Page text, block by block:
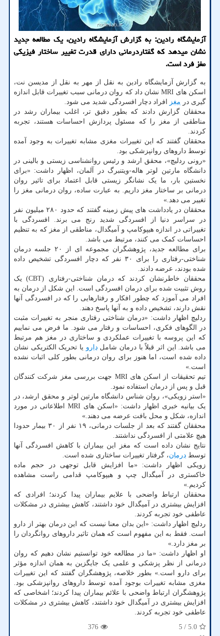
آزمایشگاه رادین: به گزارش آزمایشگاه رادین، یک مطالعه جدید
نشان میدهد که گفتاردرمانی دارای قدرت تغییر ساختار فیزیکی
مغز فرد است.
به گزارش آزمایشگاه رادین به نقل از مهر به نقل از مدیسن نت،
اسکن های MRI نشان داد که روان درمانی سبب تغییرات قابل اندازه
گیری در مغز
افراد دچار افسردگی شدید می شود.
محققان گزارش دادند که بطور دقیق تر، اغلب بیماران رشد در
مناطقی از مغز را که مسئول پردازش احساسات هستند، تجربه
کردند.
محققان گفتند که این تغییرات مغزی مشابه تغییرات به وجود آمده
توسط داروهای روانپزشکی بود.
«رونی ردلیچ»، محقق ارشد و رئیس روانشناسی زیستی و بالینی در
دانشگاه مارتین لوتر هاله-ویتنبرگ در آلمان، اظهار داشت: «برای
نخستین بار، ما یک نشانگر زیستی قابل اعتماد برای تاثیر روان
درمانی بر ساختار مغز داریم. به عبارت ساده، روان درمانی مغز را
تغییر می دهد.»
محققان در یادداشت های پیش زمینه گفتند که حدود ۲۸۰ میلیون نفر
در سراسر دنیا از افسردگی شدید رنج می برند. افسردگی با
تغییراتی در اندازه هیپوکامپ و آمیگدال، مناطقی از مغز که به تنظیم
احساسات کمک می کنند، مرتبط می باشد.
برای مطالعه جدید، پژوهشگران مجموعه ای از ۲۰ جلسه درمان
شناختی-رفتاری را برای ۳۰ نفر که دچار افسردگی تشخیص داده
شده بودند، عرضه دادند.
محققان خاطرنشان کردند که درمان شناختی-رفتاری (CBT) یک
روش تثبیت شده برای درمان افسردگی است. این شکل از درمان به
افراد می آموزد که چطور افکار و رفتارهایی را که در افسردگی آنها
نقش دارند، تشخیص داده و به آنها پاسخ دهند.
ردلیچ اظهار داشت: «درمان شناختی رفتاری منجر به تغییرات مثبت
در الگوهای فکری، احساسات و رفتار می شود. ما فرض می نماییم
که این پروسه با تغییرات عملکردی و ساختاری در مغز هم مرتبط
می باشد. این اثر قبلاً با درمان شاملدارو یا تحریک الکتریکی نشان
داده شده است، اما هنوز برای روان درمانی بطور کلی اثبات نشده
است.»
تیم تحقیقات از اسکن های MRI جهت بررسی مغز شرکت کنندگان
قبل و پس از درمان استفاده نمود.
«استر زویکی»، روان شناس دانشگاه مارتین لوتر و محقق ارشد، در
یک بیانیه خبری اظهار داشت: «اسکن های MRI اطلاعاتی در مورد
اندازه، شکل و محل بافت عرضه می دهند.»
محققان گفتند که بعد از جلسات درمانی، ۱۹ نفر از ۳۰ بیمار حدودا
هیچ علامتی از افسردگی نداشتند.
نتایج نشان داده است که مغز این بیماران با کاهش افسردگی آنها
توسط درمان، گرفتار تغییرات ساختاری شده است.
زویکی اظهار داشت: «ما افزایش قابل توجهی در حجم ماده
خاکستری در آمیگدال چپ و هیپوکامپ قدامی راست مشاهده
کردیم.»
محققان ارتباط واضحی با علایم بیماران پیدا کردند؛ افرادی که
افزایش بیشتری در آمیگدال خود داشتند، کاهش بیشتری در مشکلات
عاطفی خود تجربه کردند.
ردلیچ اظهار داشت: «این بدان معنا نیست که این درمان بهتر از دارو
است. فقط به این مفهوم است که همان تاثیر داروهای روانگردان را
بر مغز دارد.»
او اظهار داشت: «ما در مطالعه خود توانستیم نشان دهیم که روان
درمانی از نظر پزشکی و علمی یک جایگزین به همان اندازه مؤثر
برای دارو است.» بطور خلاصه، پژوهشگران گفتند که این تغییرات
مغزی مشابه تغییرات بوجود آمده توسط داروهای روانپزشکی بود.
پژوهشگران ارتباط واضحی با علائم بیماران پیدا کردند؛ اشخاصی که
افزایش بیشتری در آمیگدال خود داشتند، کاهش بیشتری در مشکلات
عاطفی خود تجربه کردند.
5.0
/ 5
376